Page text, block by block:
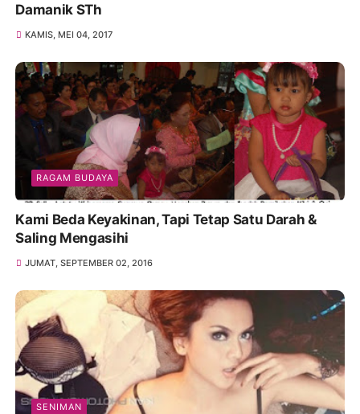
Damanik STh
KAMIS, MEI 04, 2017
RAGAM BUDAYA
Kami Beda Keyakinan, Tapi Tetap Satu Darah &
Saling Mengasihi
JUMAT, SEPTEMBER 02, 2016
SENIMAN